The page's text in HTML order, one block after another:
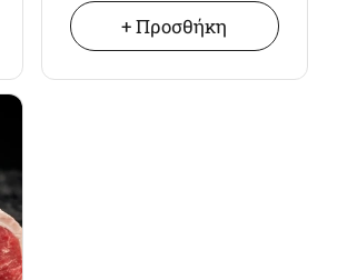
+ Προσθήκη